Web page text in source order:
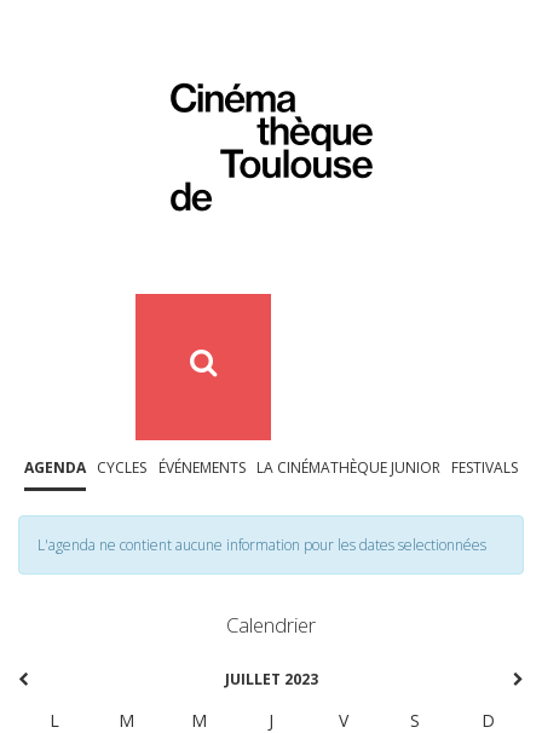
AGENDA CYCLES ÉVÉNEMENTS LA CINÉMATHÈQUE JUNIOR FESTIVALS
L'agenda ne contient aucune information pour les dates selectionnées
Calendrier
JUILLET 2023
L M M J V S
D